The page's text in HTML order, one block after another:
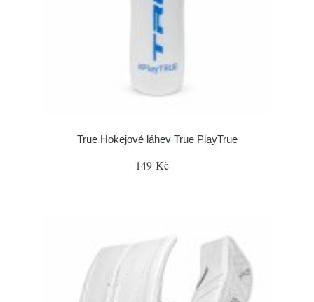
True Hokejové láhev True PlayTrue
149 Kč